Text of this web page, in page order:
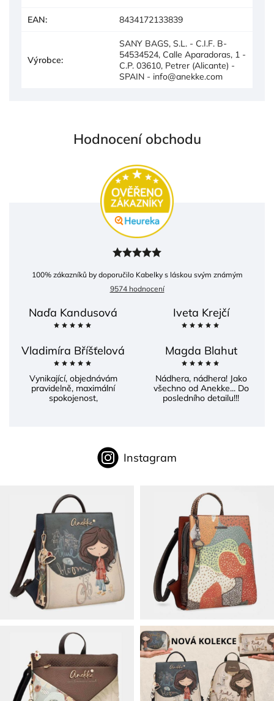
EAN: 8434172133839
Výrobce:
SANY BAGS, S.L. - C.I.F. B-
54534524, Calle Aparadoras, 1 -
C.P. 03610, Petrer (Alicante) -
SPAIN - info@anekke.com
Hodnocení obchodu
100% zákazníků by doporučilo Kabelky s láskou svým známým
9574 hodnocení
Naďa Kandusová Iveta Krejčí
Vladimíra Bříšťelová
Vynikající, objednávám
pravidelně, maximální
spokojenost,
Magda Blahut
Nádhera, nádhera! Jako
všechno od Anekke... Do
posledního detailu!!!
Instagram